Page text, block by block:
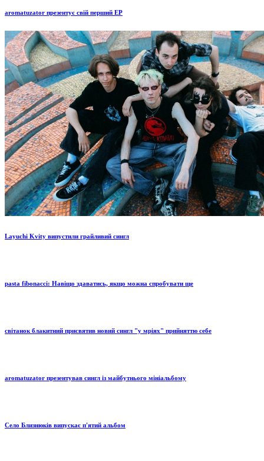
aromatuzator презентує свій перший EP
Layuchi Kvity випустили грайливий сингл
pasta fibonacci: Навіщо здаватись, якщо можна спробувати ще
світанок блакитний присвятив новий сингл "у мріях" прийняттю себе
aromatuzator презентував сингл із майбутнього мініальбому
Село Близнюків випускає п'ятий альбом